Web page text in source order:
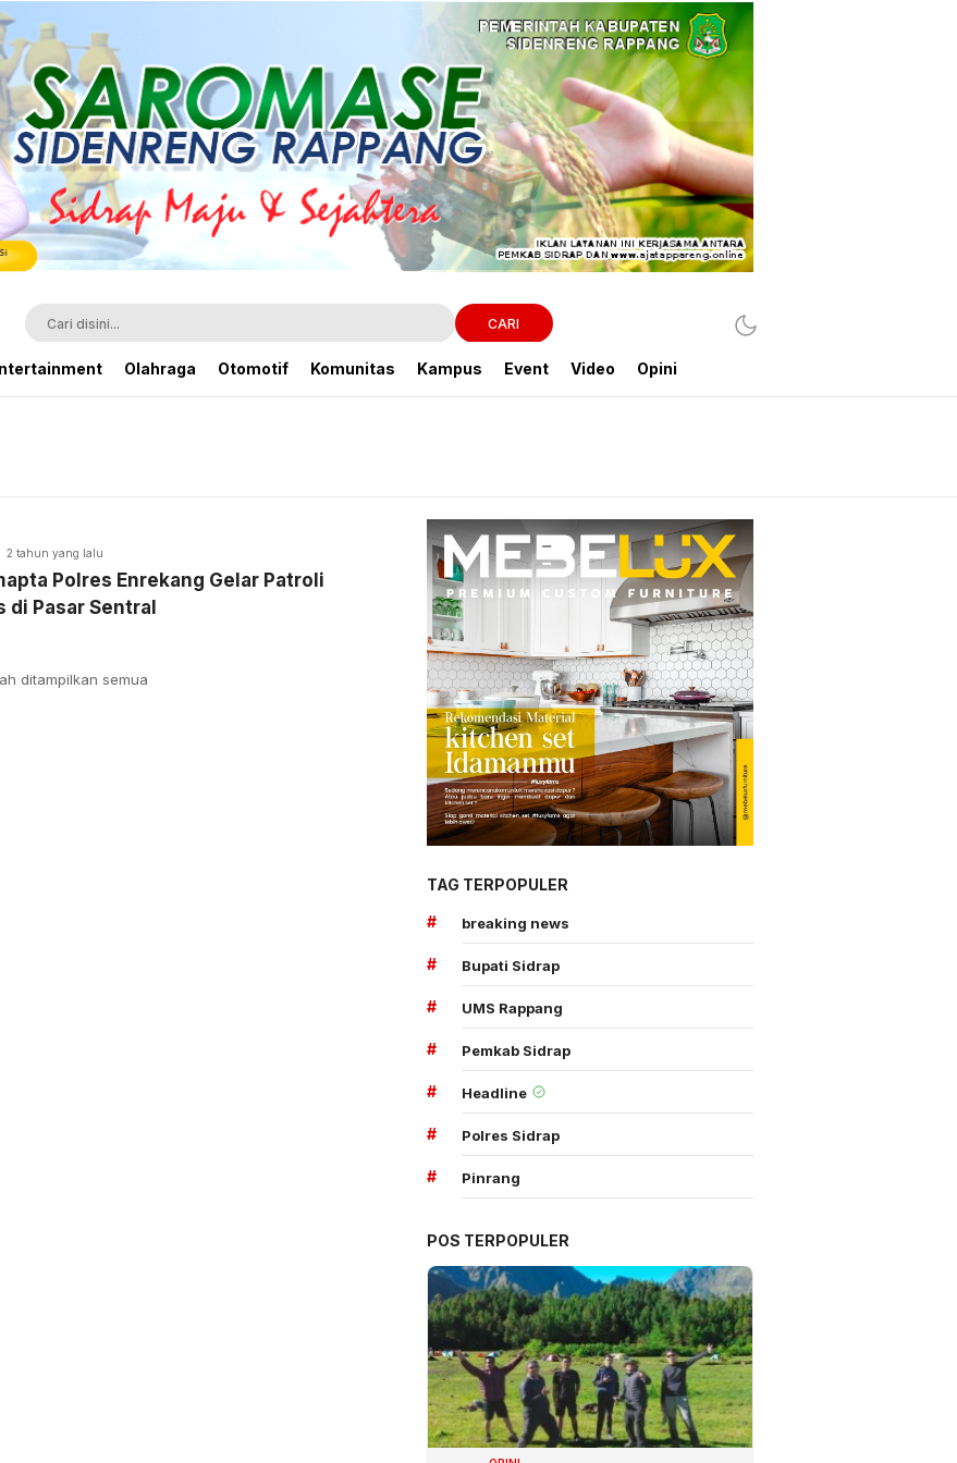
CARI
Olahraga Otomotif Komunitas Kampus Event Video Opini
2 tahun yang lalu
Polres Enrekang Gelar Patroli
di Pasar Sentral
ditampilkan semua
TAG TERPOPULER
#
breaking news
# Bupati Sidrap
# UMS Rappang
# Pemkab Sidrap
# Headline
# Polres Sidrap
# Pinrang
POS TERPOPULER